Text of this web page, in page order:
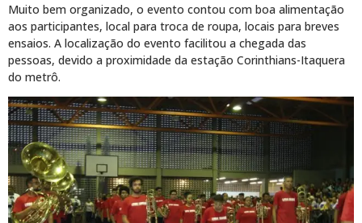
Muito bem organizado, o evento contou com boa alimentação
aos participantes, local para troca de roupa, locais para breves
ensaios. A localização do evento facilitou a chegada das
pessoas, devido a proximidade da estação Corinthians-Itaquera
do metrô.